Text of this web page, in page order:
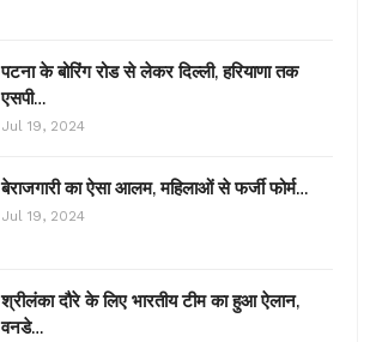
पटना के बोरिंग रोड से लेकर दिल्ली, हरियाणा तक
एसपी…
Jul 19, 2024
बेराजगारी का ऐसा आलम, महिलाओं से फर्जी फोर्म…
Jul 19, 2024
श्रीलंका दौरे के लिए भारतीय टीम का हुआ ऐलान,
वनडे…